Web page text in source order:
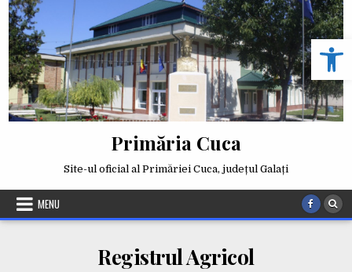
Skip
to
content
Primăria Cuca
Site-ul oficial al Primăriei Cuca, județul Galați
MENU
Registrul Agricol